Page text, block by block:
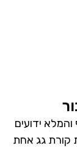
והמלא ידועים
קורת גג אחת